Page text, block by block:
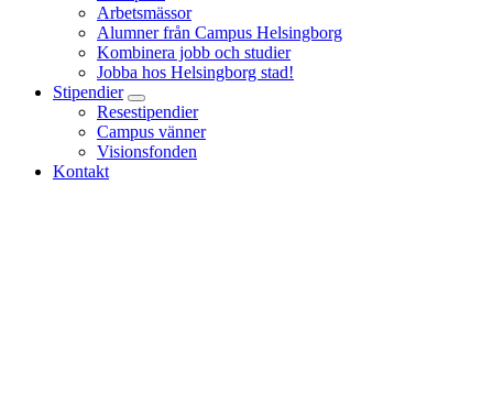
Arbetsmässor
Alumner från Campus Helsingborg
Kombinera jobb och studier
Jobba hos Helsingborg stad!
Stipendier
Resestipendier
Campus vänner
Visionsfonden
Kontakt